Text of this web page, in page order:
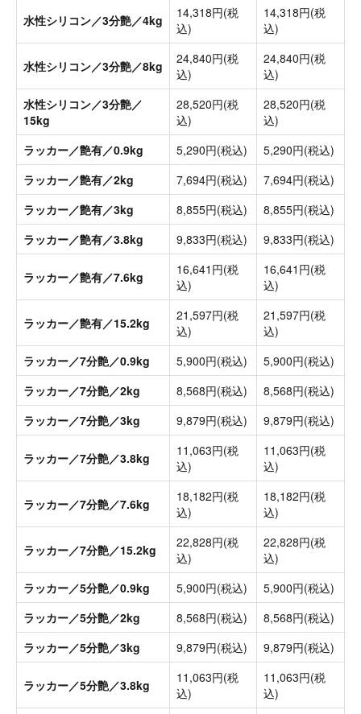
水性シリコン／3分艶／4kg
14,318円(税
込)
14,318円(税
込)
水性シリコン／3分艶／8kg
24,840円(税
込)
24,840円(税
込)
水性シリコン／3分艶／
15kg
28,520円(税
込)
28,520円(税
込)
ラッカー／艶有／0.9kg
5,290円(税込)
5,290円(税込)
ラッカー／艶有／2kg
7,694円(税込)
7,694円(税込)
ラッカー／艶有／3kg
8,855円(税込)
8,855円(税込)
ラッカー／艶有／3.8kg
9,833円(税込) 9,833円(税込)
ラッカー／艶有／7.6kg
16,641円(税
込)
16,641円(税
込)
ラッカー／艶有／15.2kg
21,597円(税
込)
21,597円(税
込)
ラッカー／7分艶／0.9kg
5,900円(税込)
5,900円(税込)
ラッカー／7分艶／2kg
8,568円(税込)
8,568円(税込)
ラッカー／7分艶／3kg
9,879円(税込) 9,879円(税込)
ラッカー／7分艶／3.8kg
11,063円(税
込)
11,063円(税
込)
ラッカー／7分艶／7.6kg
18,182円(税
込)
18,182円(税
込)
ラッカー／7分艶／15.2kg
22,828円(税
込)
22,828円(税
込)
ラッカー／5分艶／0.9kg
5,900円(税込)
5,900円(税込)
ラッカー／5分艶／2kg
8,568円(税込)
8,568円(税込)
ラッカー／5分艶／3kg
9,879円(税込) 9,879円(税込)
ラッカー／5分艶／3.8kg
11,063円(税
込)
11,063円(税
込)